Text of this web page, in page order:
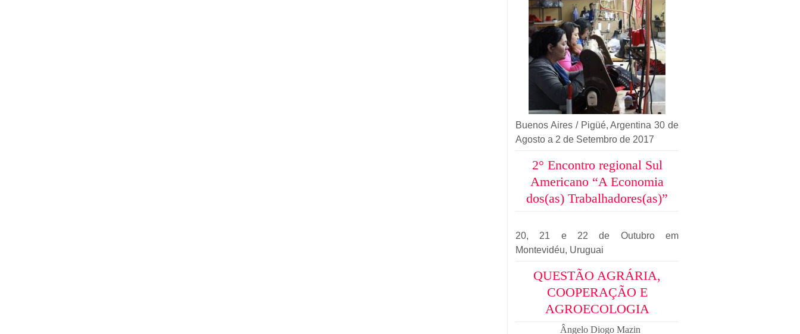
Buenos Aires / Pigüé, Argentina 30 de
Agosto a 2 de Setembro de 2017
2° Encontro regional Sul
Americano “A Economia
dos(as) Trabalhadores(as)”
20, 21 e 22 de Outubro em
Montevidéu, Uruguai
QUESTÃO AGRÁRIA,
COOPERAÇÃO E
AGROECOLOGIA
Ângelo Diogo Mazin